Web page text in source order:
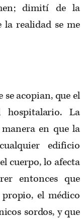
dimití de la
la realidad se me
se acopian, que el
La
en que la
edificio
cuerpo, lo afecta
entonces que
el médico
sordos, y que